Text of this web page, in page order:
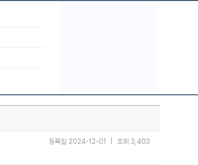
등록일 2024-12-01 | 조회 3,403